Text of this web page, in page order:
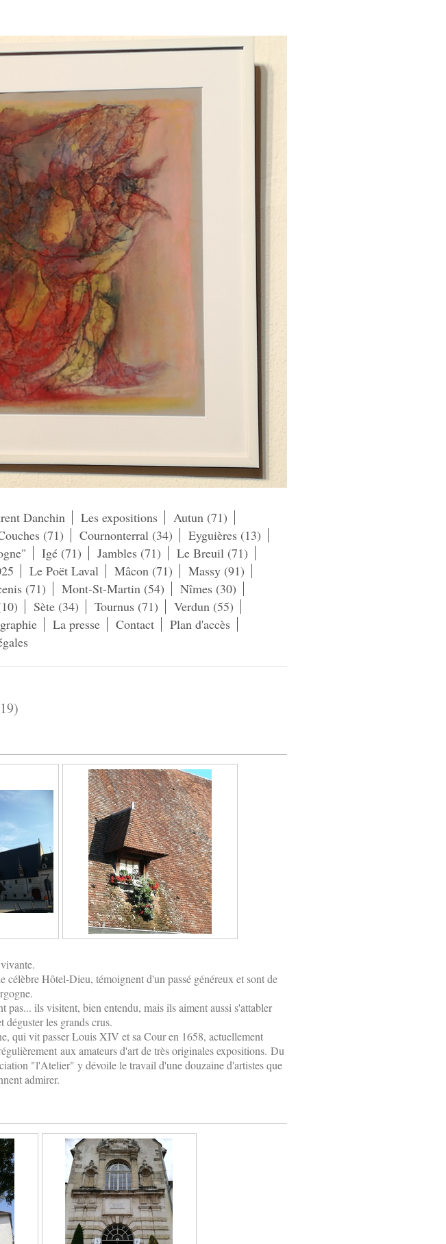
Danchin Les expositions
Autun (71)
(71) Cournonterral (34)
Eyguières (13)
Igé (71) Jambles (71)
Le Breuil (71)
Le Poët Laval Mâcon (71)
Massy (91)
(71) Mont-St-Martin (54)
Nîmes (30)
Sète (34) Tournus (71)
Verdun (55)
La presse Contact
Plan d'accès
célèbre Hôtel-Dieu, témoignent d'un passé généreux et sont de
pas... ils visitent, bien entendu, mais ils aiment aussi s'attabler
déguster les grands crus.
qui vit passer Louis XIV et sa Cour en 1658, actuellement
aux amateurs d'art de très originales expositions. Du
"l'Atelier" y dévoile le travail d'une douzaine d'artistes que
admirer.